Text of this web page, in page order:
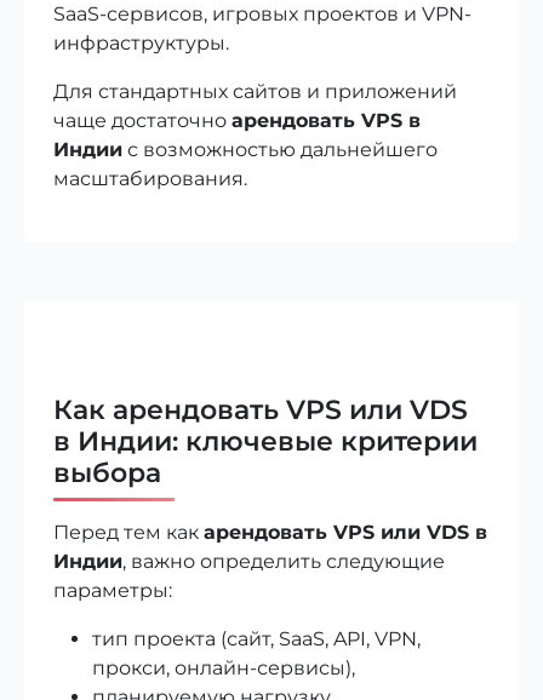
SaaS-сервисов, игровых проектов и VPN-
инфраструктуры.
Для стандартных сайтов и приложений
чаще достаточно арендовать VPS в
Индии с возможностью дальнейшего
масштабирования.
Как арендовать VPS или VDS
в Индии: ключевые критерии
выбора
Перед тем как арендовать VPS или VDS в
Индии, важно определить следующие
параметры:
тип проекта (сайт, SaaS, API, VPN,
прокси, онлайн-сервисы),